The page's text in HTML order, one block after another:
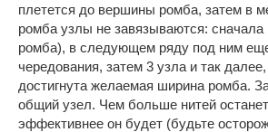
плетется до вершины ромба, затем в
ромба узлы не завязываются:
ромба), в следующем ряду под ним
чередования, затем 3 узла и так
достигнута желаемая ширина ромба.
общий узел. Чем больше нитей
эффективнее он будет (будьте